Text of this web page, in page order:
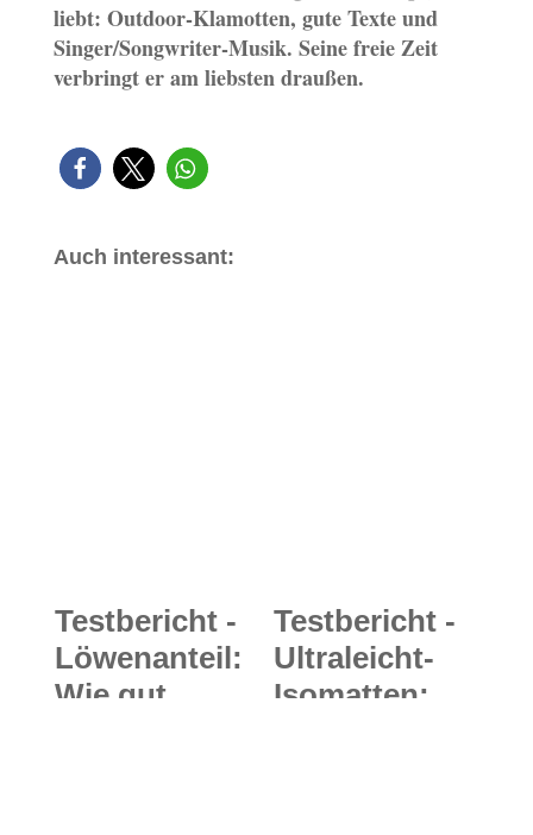
liebt: Outdoor-Klamotten, gute Texte und
Singer/Songwriter-Musik. Seine freie Zeit
verbringt er am liebsten draußen.
Auch interessant:
Testbericht -
Löwenanteil:
Wie gut
Testbericht -
Ultraleicht-
Isomatten: